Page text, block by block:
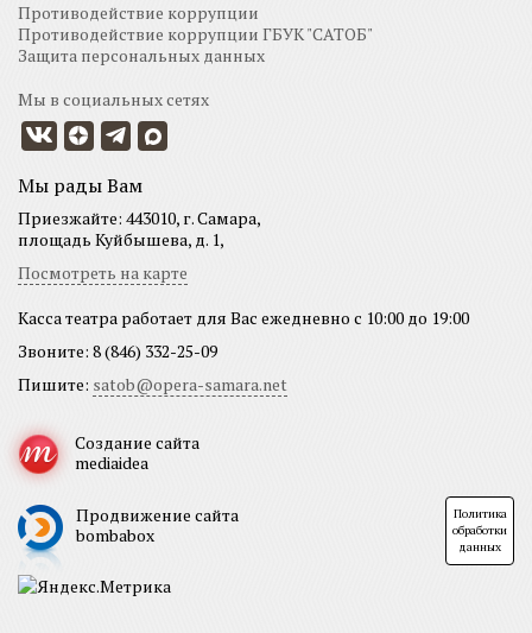
Противодействие коррупции
Противодействие коррупции ГБУК "САТОБ"
Защита персональных данных
Мы в социальных сетях
Мы рады Вам
Приезжайте: 443010, г. Самара,
площадь Куйбышева, д. 1,
Посмотреть на карте
Касса театра работает для Вас ежедневно с 10:00 до 19:00
Звоните: 8 (846) 332-25-09
Пишите: satob@opera-samara.net
Создание сайта
mediaidea
Продвижение сайта
bombabox
Политика
обработки
данных